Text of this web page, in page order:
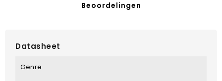
Beoordelingen
Datasheet
Genre